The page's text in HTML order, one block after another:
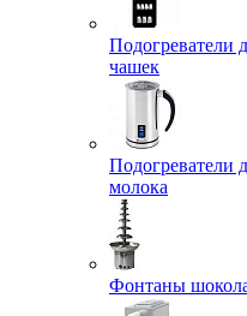
Подогреватели
чашек
Подогреватели
молока
Фонтаны